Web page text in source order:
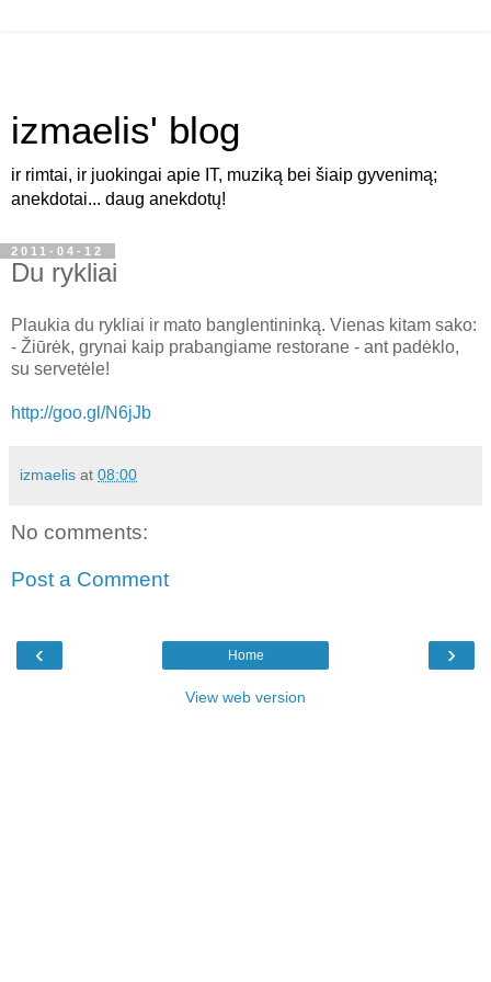
izmaelis' blog
ir rimtai, ir juokingai apie IT, muziką bei šiaip gyvenimą;
anekdotai... daug anekdotų!
2011-04-12
Du rykliai
Plaukia du rykliai ir mato banglentininką. Vienas kitam sako:
- Žiūrėk, grynai kaip prabangiame restorane - ant padėklo,
su servetėle!
http://goo.gl/N6jJb
izmaelis at 08:00
No comments:
Post a Comment
‹ ›
Home
View web version